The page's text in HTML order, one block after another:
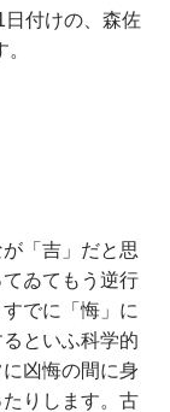
付けの、森佐
「吉」だと思
ゐてもう逆行
でに「悔」に
といふ科学的
凶悔の間に身
りします。古